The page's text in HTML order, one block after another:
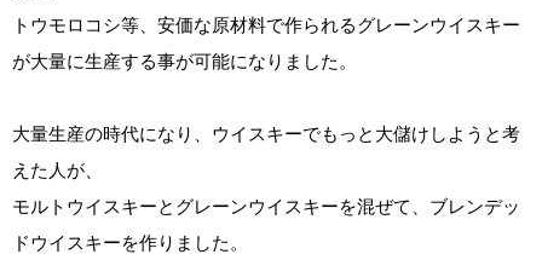
トウモロコシ等、安価な原材料で作られるグレーンウイスキー
が大量に生産する事が可能になりました。
大量生産の時代になり、ウイスキーでもっと大儲けしようと考
えた人が、
モルトウイスキーとグレーンウイスキーを混ぜて、ブレンデッ
ドウイスキーを作りました。